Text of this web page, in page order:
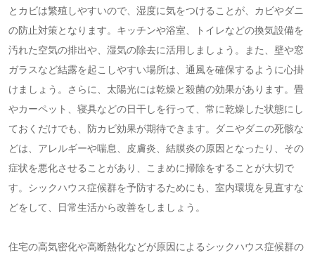
とカビは繁殖しやすいので、湿度に気をつけることが、カビやダニ
の防止対策となります。キッチンや浴室、トイレなどの換気設備を
汚れた空気の排出や、湿気の除去に活用しましょう。また、壁や窓
ガラスなど結露を起こしやすい場所は、通風を確保するように心掛
けましょう。さらに、太陽光には乾燥と殺菌の効果があります。畳
やカーペット、寝具などの日干しを行って、常に乾燥した状態にし
ておくだけでも、防カビ効果が期待できます。ダニやダニの死骸な
どは、アレルギーや喘息、皮膚炎、結膜炎の原因となったり、その
症状を悪化させることがあり、こまめに掃除をすることが大切で
す。シックハウス症候群を予防するためにも、室内環境を見直すな
どをして、日常生活から改善をしましょう。
住宅の高気密化や高断熱化などが原因によるシックハウス症候群の